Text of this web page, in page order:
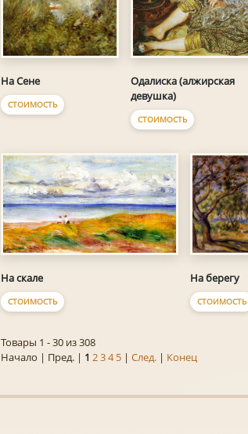
На Сене
СТОИМОСТЬ
Одалиска (алжирская
девушка)
СТОИМОСТЬ
На скале
СТОИМОСТЬ
На берегу
СТОИМОСТЬ
Товары 1 - 30 из 308
Начало | Пред. | 1 234 5| След.| Конец